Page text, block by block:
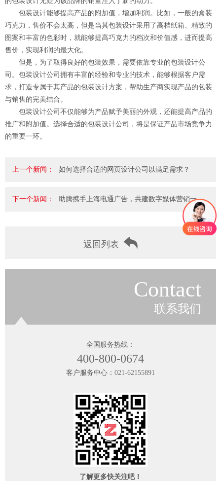
包装设计能够提高产品的附加值，增加利润。比如，一般的盒装
巧克力，售价不会太高，但是当其包装设计采用了高档纸箱、精致的
图案和丰富的色彩时，就能够提高巧克力的档次和价值感，进而提高
售价，实现利润的最大化。
但是，为了取得良好的包装效果，需要依靠专业的包装设计公
司。包装设计公司拥有丰富的经验和专业的技术，能够根据客户需
求，打造专属于其产品的包装设计方案，帮助生产商实现产品的包装
与销售的完美结合。
包装设计公司不仅能够为产品赋予美丽的外观，还能提高产品的
推广和附加值。选择合适的包装设计公司，将是保证产品市场竞争力
的重要一环。
上一个新闻： 如何选择合适的网页设计公司以满足需求？
下一个新闻： 助腾携手上海电通广告，共建数字媒体营销一..
返回列表
Contact
联系我们
全国服务热线：
400-800-0674
客户服务中心： 021-62155891
了解更多快关注吧！